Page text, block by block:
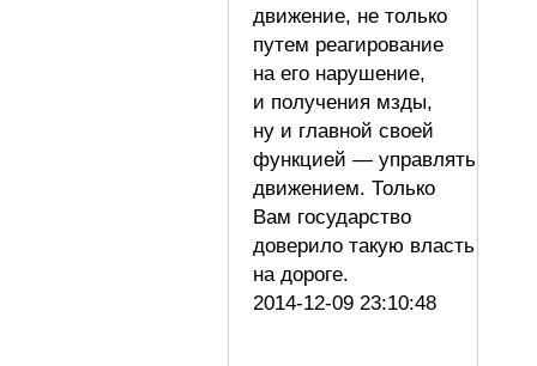
движение, не только
путем реагирование
на его нарушение,
и получения мзды,
ну и главной своей
функцией — управлять
движением. Только
Вам государство
доверило такую власть
на дороге.
2014-12-09 23:10:48